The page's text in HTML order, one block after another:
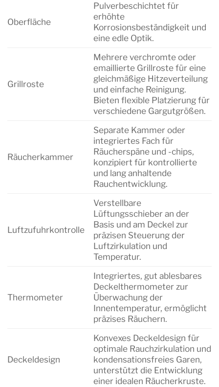
Oberfläche
Pulverbeschichtet für
erhöhte
Korrosionsbeständigkeit und
eine edle Optik.
Grillroste
Mehrere verchromte oder
emaillierte Grillroste für eine
gleichmäßige Hitzeverteilung
und einfache Reinigung.
Bieten flexible Platzierung für
verschiedene Gargutgrößen.
Räucherkammer
Separate Kammer oder
integriertes Fach für
Räucherspäne und -chips,
konzipiert für kontrollierte
und lang anhaltende
Rauchentwicklung.
Luftzufuhrkontrolle
Verstellbare
Lüftungsschieber an der
Basis und am Deckel zur
präzisen Steuerung der
Luftzirkulation und
Temperatur.
Thermometer
Integriertes, gut ablesbares
Deckelthermometer zur
Überwachung der
Innentemperatur, ermöglicht
präzises Räuchern.
Deckeldesign
Konvexes Deckeldesign für
optimale Rauchzirkulation und
kondensationsfreies Garen,
unterstützt die Entwicklung
einer idealen Räucherkruste.